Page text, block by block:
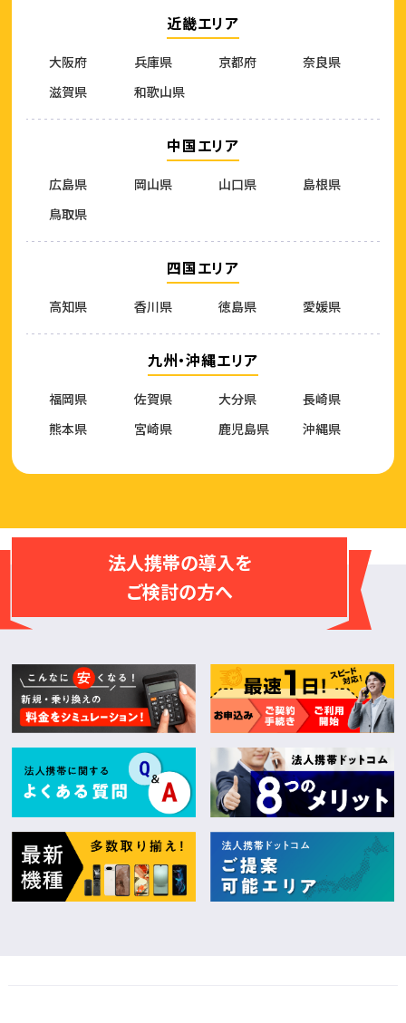
近畿エリア
大阪府 兵庫県 京都府
奈良県
滋賀県
和歌山県
中国エリア
広島県 岡山県 山口県
島根県
鳥取県
四国エリア
高知県 香川県 徳島県 愛媛県
九州・沖縄エリア
福岡県 佐賀県 大分県
長崎県
熊本県
宮崎県 鹿児島県 沖縄県
法人携帯の導入を
ご検討の方へ